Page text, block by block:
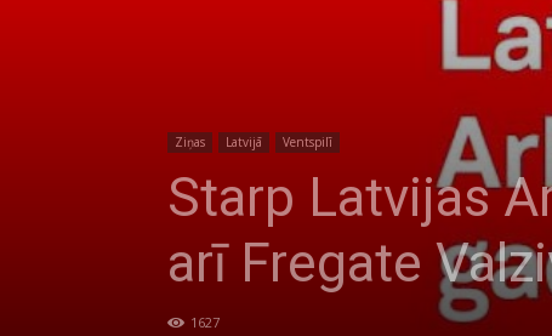
Ziņas Latvijā Ventspilī
Starp Latvijas
arī Fregate
1627